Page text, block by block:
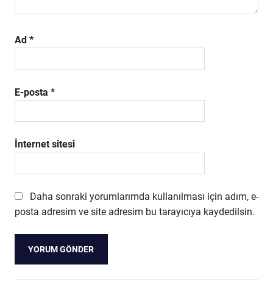
Ad *
E-posta *
İnternet sitesi
Daha sonraki yorumlarımda kullanılması için adım, e-
posta adresim ve site adresim bu tarayıcıya kaydedilsin.